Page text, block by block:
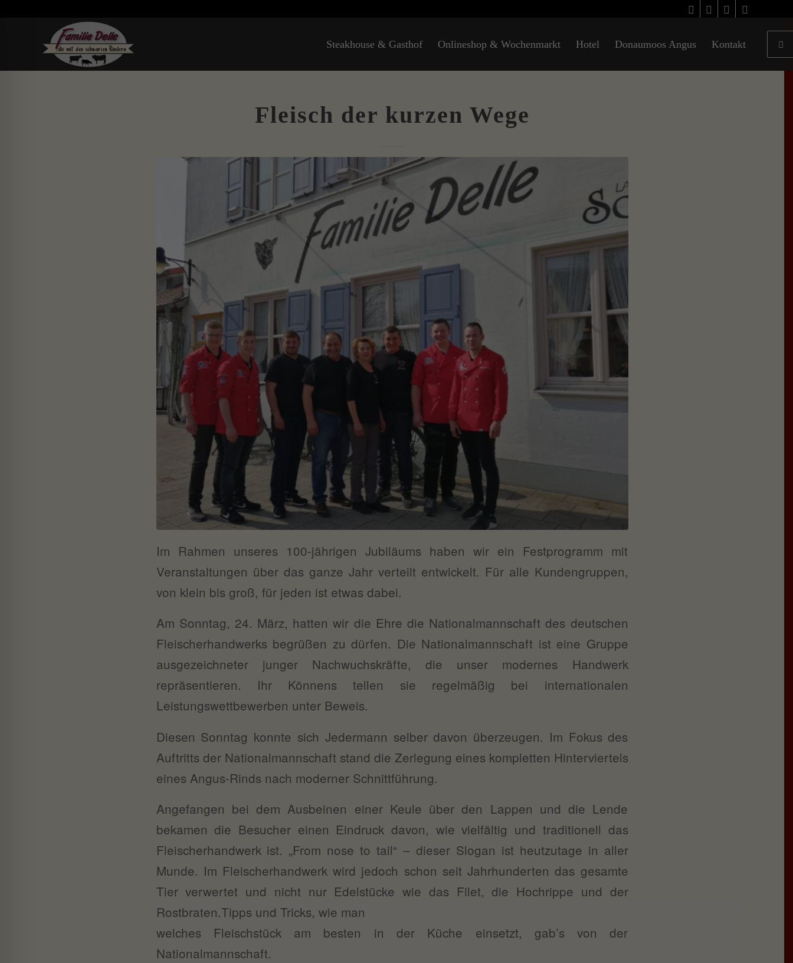
Steakhouse & Gasthof Onlineshop & Wochenmarkt Hotel Donaumoos Angus Kontakt
Fleisch der kurzen Wege
Im Rahmen unseres 100-jährigen Jubiläums haben wir ein Festprogramm mit
Veranstaltungen über das ganze Jahr verteilt entwickelt. Für alle Kundengruppen,
von klein bis groß, für jeden ist etwas dabei.
Am Sonntag, 24. März, hatten wir die Ehre die Nationalmannschaft des deutschen
Fleischerhandwerks begrüßen zu dürfen. Die Nationalmannschaft ist eine Gruppe
ausgezeichneter junger Nachwuchskräfte, die unser modernes Handwerk
repräsentieren. Ihr Könnens tellen sie regelmäßig bei internationalen
Leistungswettbewerben unter Beweis.
Diesen Sonntag konnte sich Jedermann selber davon überzeugen. Im Fokus des
Auftritts der Nationalmannschaft stand die Zerlegung eines kompletten Hinterviertels
eines Angus-Rinds nach moderner Schnittführung.
Angefangen bei dem Ausbeinen einer Keule über den Lappen und die Lende
bekamen die Besucher einen Eindruck davon, wie vielfältig und traditionell das
Fleischerhandwerk ist. „From nose to tail“ – dieser Slogan ist heutzutage in aller
Munde. Im Fleischerhandwerk wird jedoch schon seit Jahrhunderten das gesamte
Tier verwertet und nicht nur Edelstücke wie das Filet, die Hochrippe und der
Rostbraten.Tipps und Tricks, wie man
welches Fleischstück am besten in der Küche einsetzt, gab’s von der
Nationalmannschaft.